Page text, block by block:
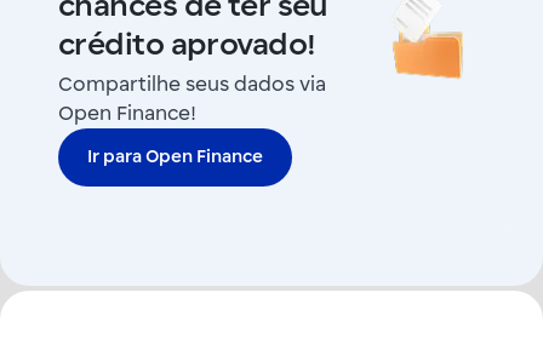
chances de ter seu
crédito aprovado!
Compartilhe seus dados via
Open Finance!
Ir para Open Finance